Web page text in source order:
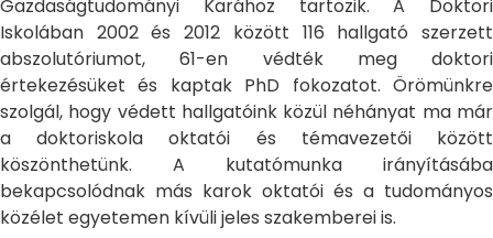
Gazdaságtudományi Karához tartozik. A Doktori
Iskolában 2002 és 2012 között 116 hallgató szerzett
abszolutóriumot, 61-en védték meg doktori
értekezésüket és kaptak PhD fokozatot. Örömünkre
szolgál, hogy védett hallgatóink közül néhányat ma már
a doktoriskola oktatói és témavezetői között
köszönthetünk. A kutatómunka irányításába
bekapcsolódnak más karok oktatói és a tudományos
közélet egyetemen kívüli jeles szakemberei is.